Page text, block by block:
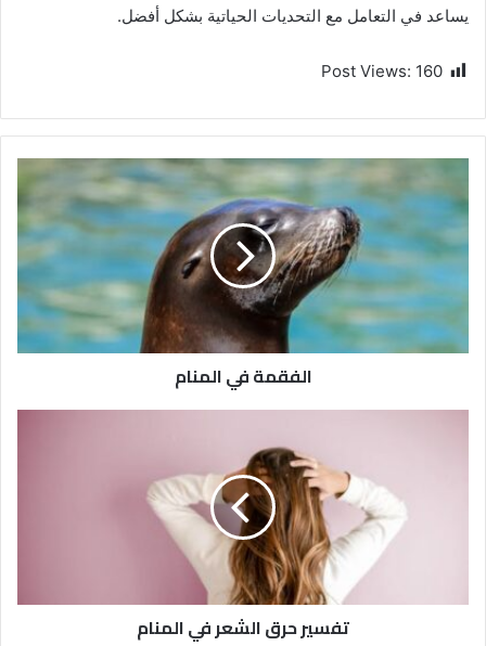
يساعد في التعامل مع التحديات الحياتية بشكل أفضل.
Post Views: 160
الفقمة في المنام
تفسير حرق الشعر في المنام